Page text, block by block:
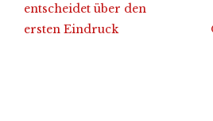
entscheidet über den
ersten Eindruck